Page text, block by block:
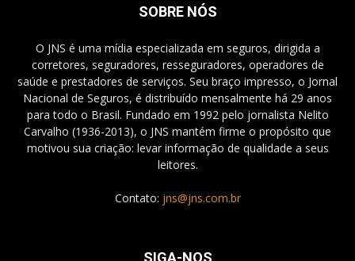
SOBRE NÓS
O JNS é uma mídia especializada em seguros, dirigida a
corretores, seguradores, resseguradores, operadores de
saúde e prestadores de serviços. Seu braço impresso, o Jornal
Nacional de Seguros, é distribuído mensalmente há 29 anos
para todo o Brasil. Fundado em 1992 pelo jornalista Nelito
Carvalho (1936-2013), o JNS mantém firme o propósito que
motivou sua criação: levar informação de qualidade a seus
leitores.
Contato: jns@jns.com.br
SIGA-NOS